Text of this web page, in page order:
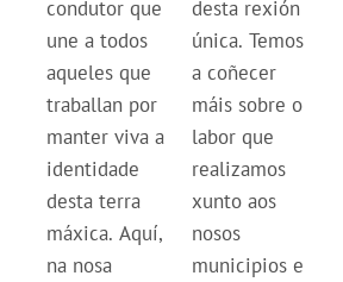
condutor que
une a todos
aqueles que
traballan por
manter viva a
identidade
desta terra
máxica. Aquí,
na nosa
desta rexión
única. Temos
a coñecer
máis sobre o
labor que
realizamos
xunto aos
nosos
municipios e